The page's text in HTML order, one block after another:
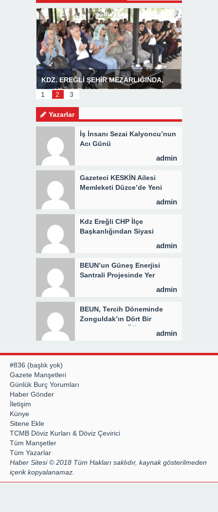
Başkan Posbıyık’tan Bayram Mesajı
1
2 3
Yazarlar
İş İnsanı Sezai Kalyoncu’nun
Acı Günü
admin
Gazeteci KESKİN Ailesi
Memleketi Düzce’de Yeni
admin
Kdz Ereğli CHP İlçe
Başkanlığından Siyasi
admin
BEUN’un Güneş Enerjisi
Santrali Projesinde Yer
admin
BEUN, Tercih Döneminde
Zonguldak’ın Dört Bir
Yanında Aday Öğrencilerle
admin
#836 (başlık yok)
Gazete Manşetleri
Günlük Burç Yorumları
Haber Gönder
İletişim
Künye
Sitene Ekle
TCMB Döviz Kurları & Döviz Çevirici
Tüm Manşetler
Tüm Yazarlar
Haber Sitesi © 2018 Tüm Hakları saklıdır, kaynak gösterilmeden
içerik kopyalanamaz.